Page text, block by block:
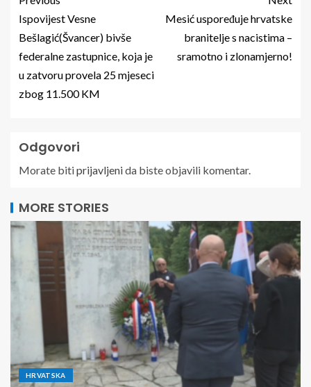
Ispovijest Vesne
Bešlagić(Švancer) bivše
federalne zastupnice, koja je
u zatvoru provela 25 mjeseci
zbog 11.500 KM
Mesić uspoređuje hrvatske
branitelje s nacistima –
sramotno i zlonamjerno!
Odgovori
Morate bitiprijavljenida biste objavili komentar.
MORE STORIES
HRVATSKA